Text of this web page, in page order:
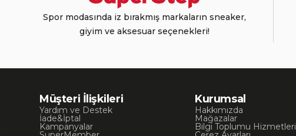
Spor modasında iz bırakmış markaların sneaker,
giyim ve aksesuar seçenekleri!
Müşteri İlişkileri
Yardım ve Destek
İade&İptal
Kampanyalar
Kurumsal
Hakkımızda
Mağazalar
Bilgi Toplumu Hizmetleri